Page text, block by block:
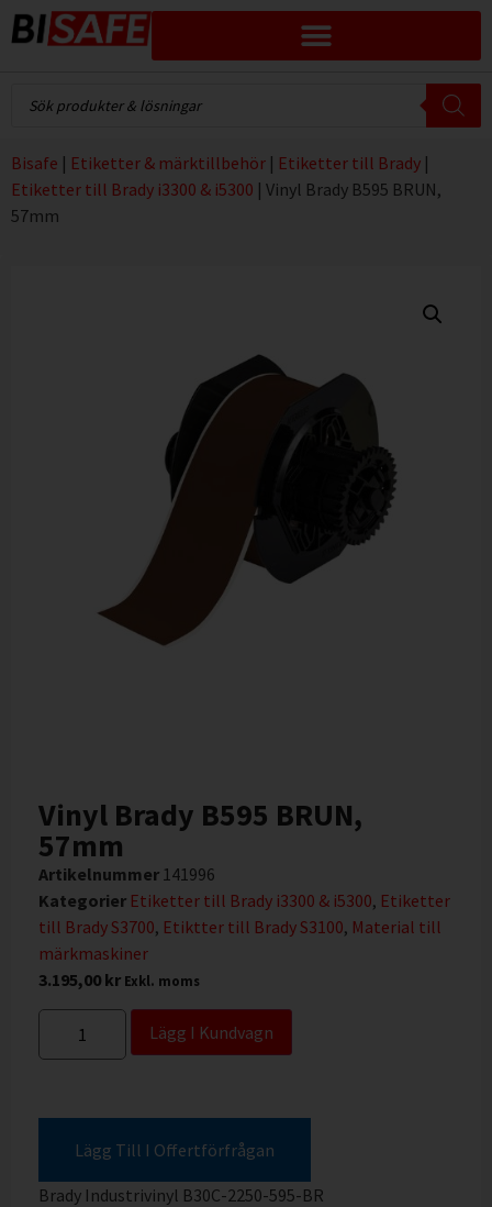
Bisafe | Etiketter & märktillbehör | Etiketter till Brady |
Etiketter till Brady i3300 & i5300 | Vinyl Brady B595 BRUN,
57mm
Vinyl Brady B595 BRUN,
57mm
Artikelnummer 141996
Kategorier Etiketter till Brady i3300 & i5300, Etiketter
till Brady S3700, Etiktter till Brady S3100, Material till
märkmaskiner
3.195,00 kr Exkl. moms
Lägg I Kundvagn
Lägg Till I Offertförfrågan
Brady Industrivinyl B30C-2250-595-BR